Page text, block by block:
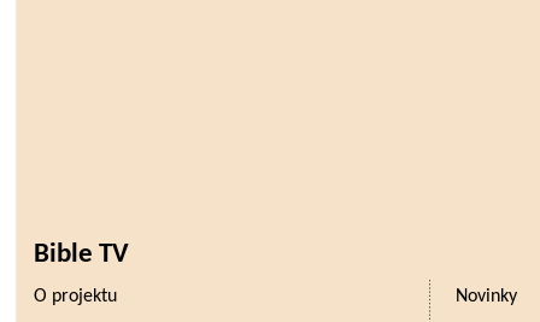
Bible TV
O projektu
Novinky